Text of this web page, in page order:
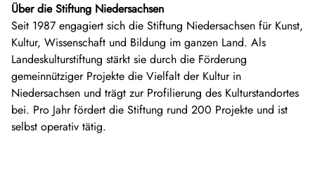
Über die Stiftung Niedersachsen
Seit 1987 engagiert sich die Stiftung Niedersachsen für Kunst,
Kultur, Wissenschaft und Bildung im ganzen Land. Als
Landeskulturstiftung stärkt sie durch die Förderung
gemeinnütziger Projekte die Vielfalt der Kultur in
Niedersachsen und trägt zur Profilierung des Kulturstandortes
bei. Pro Jahr fördert die Stiftung rund 200 Projekte und ist
selbst operativ tätig.